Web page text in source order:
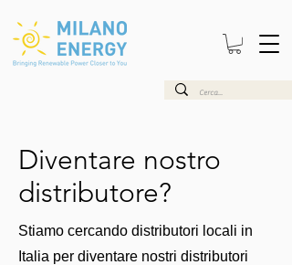
Diventare nostro
distributore?
Stiamo cercando distributori locali in
Italia per diventare nostri distributori